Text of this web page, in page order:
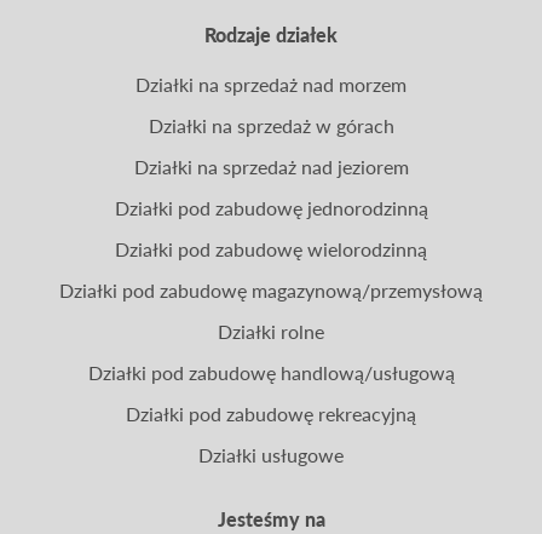
Rodzaje działek
Jesteśmy na
Działki na sprzedaż nad morzem
Działki na sprzedaż w górach
Działki na sprzedaż nad jeziorem
Działki pod zabudowę jednorodzinną
Działki pod zabudowę wielorodzinną
Działki pod zabudowę magazynową/przemysłową
Działki rolne
Działki pod zabudowę handlową/usługową
Działki pod zabudowę rekreacyjną
Działki usługowe